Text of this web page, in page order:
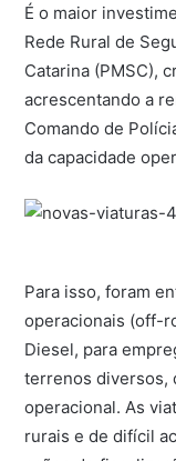
É o maior
Rede Rural de
Catarina (PMSC),
acrescentando a
Comando de
da capacidade
Para isso, foram
operacionais (off-
Diesel, para
terrenos diversos,
operacional. As
rurais e de difícil